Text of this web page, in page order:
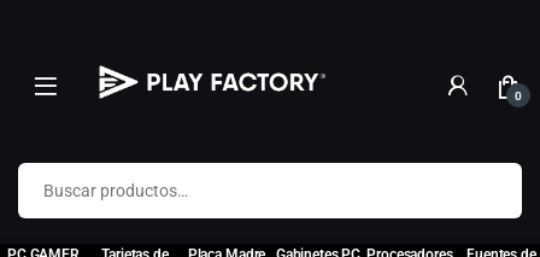
0
Buscar por: